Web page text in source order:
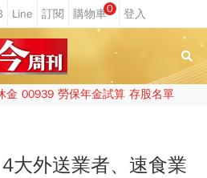
0
金 00939 勞保年金試算 存股名單
大外送業者、速食業